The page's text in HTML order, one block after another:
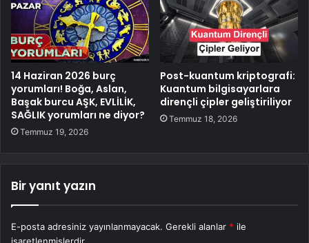
14 Haziran 2026 burç
yorumları! Boğa, Aslan,
Başak burcu AŞK, EVLİLİK,
SAĞLIK yorumları ne diyor?
Temmuz 19, 2026
Post-kuantum kriptografi:
Kuantum bilgisayarlara
dirençli çipler geliştiriliyor
Temmuz 18, 2026
Bir yanıt yazın
E-posta adresiniz yayınlanmayacak. Gerekli alanlar * ile